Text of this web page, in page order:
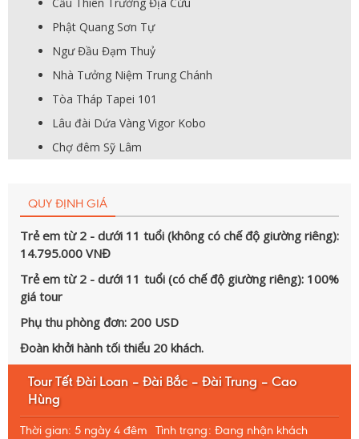
Phật Quang Sơn Tự
Ngư Đầu Đạm Thuỷ
Nhà Tưởng Niệm Trung Chánh
Tòa Tháp Tapei 101
Lâu đài Dứa Vàng Vigor Kobo
Chợ đêm Sỹ Lâm
QUY ĐỊNH GIÁ
Trẻ em từ 2 - dưới 11 tuổi (không có chế độ giường riêng):
14.795.000 VNĐ
Trẻ em từ 2 - dưới 11 tuổi (có chế độ giường riêng): 100%
giá tour
Phụ thu phòng đơn: 200 USD
Đoàn khởi hành tối thiểu 20 khách.
Tour Tết Đài Loan – Đài Bắc – Đài Trung – Cao
Hùng
Thời gian: 5 ngày 4 đêm Tình trạng: Đang nhận khách